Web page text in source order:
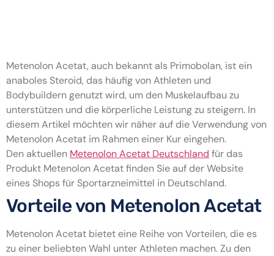
Metenolon Acetat, auch bekannt als Primobolan, ist ein
anaboles Steroid, das häufig von Athleten und
Bodybuildern genutzt wird, um den Muskelaufbau zu
unterstützen und die körperliche Leistung zu steigern. In
diesem Artikel möchten wir näher auf die Verwendung von
Metenolon Acetat im Rahmen einer Kur eingehen.
Den aktuellen Metenolon Acetat Deutschland für das
Produkt Metenolon Acetat finden Sie auf der Website
eines Shops für Sportarzneimittel in Deutschland.
Vorteile von Metenolon Acetat
Metenolon Acetat bietet eine Reihe von Vorteilen, die es
zu einer beliebten Wahl unter Athleten machen. Zu den